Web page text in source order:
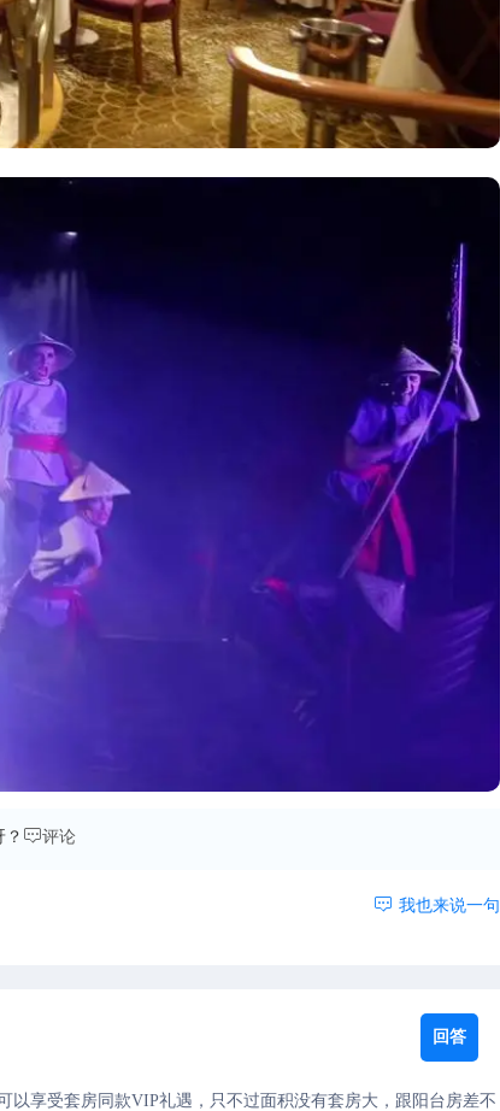
评论
 我也来说一句
回答
享受套房同款VIP礼遇，只不过面积没有套房大，跟阳台房差不